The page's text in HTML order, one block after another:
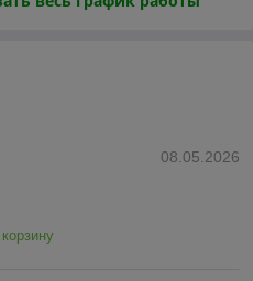
08.05.2026